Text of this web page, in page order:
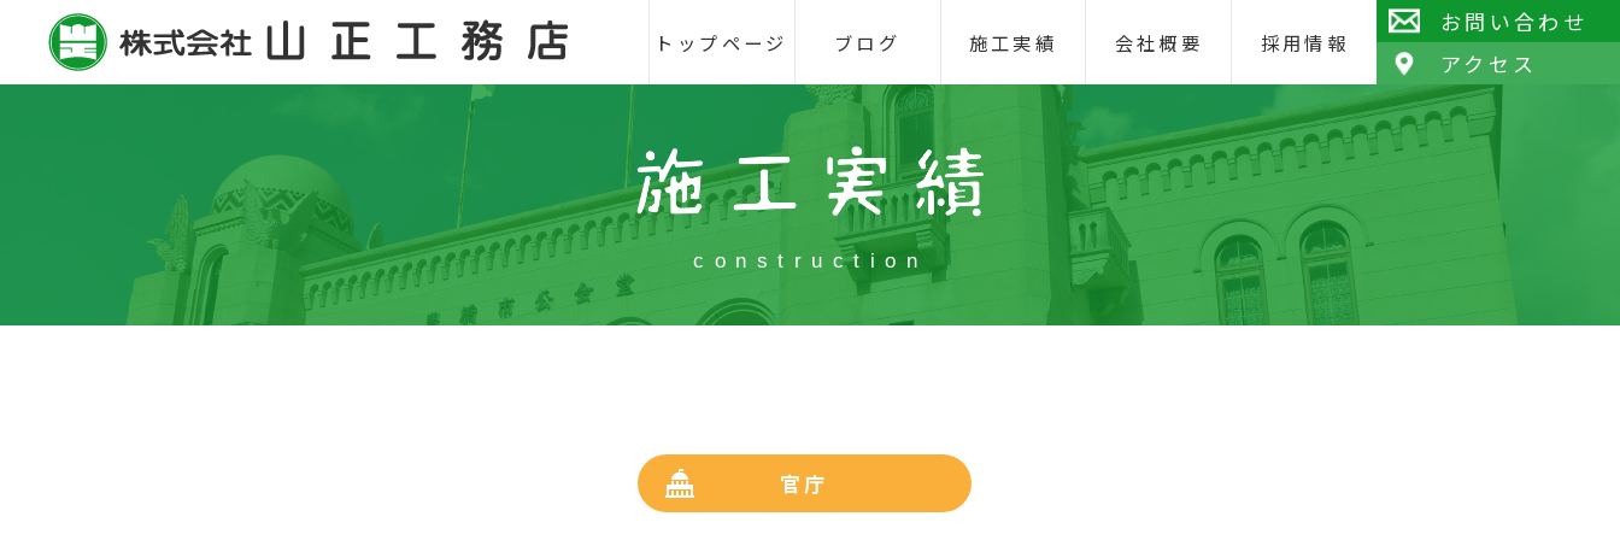
トップページ ブログ 施工実績 会社概要 採用情報
お問い合わせ
アクセス
construction
官庁